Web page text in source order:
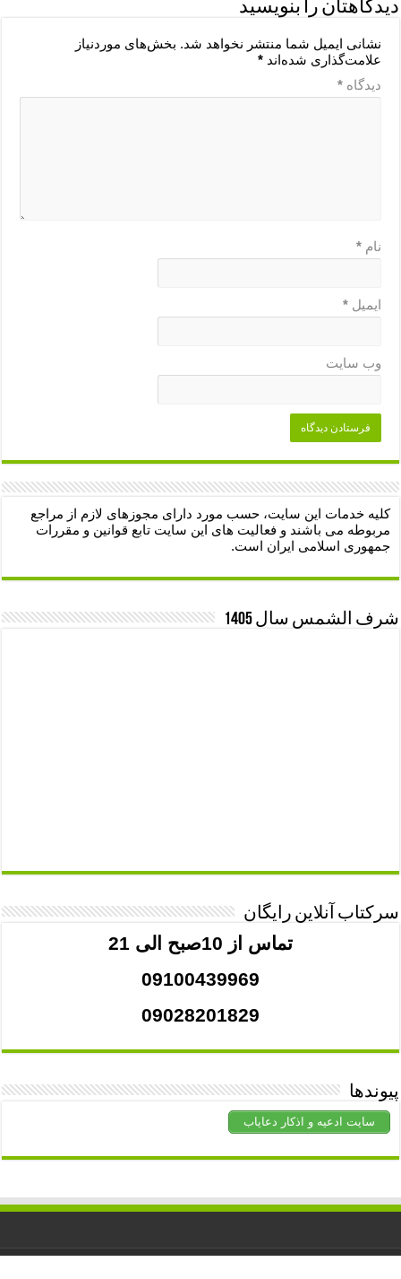
دیدگاهتان را بنویسید
نشانی ایمیل شما منتشر نخواهد شد. بخش‌های موردنیاز
علامت‌گذاری شده‌اند*
دیدگاه*
نام*
ایمیل*
وب‌ سایت
کلیه خدمات این سایت، حسب مورد دارای مجوزهای لازم از مراجع
مربوطه می باشند و فعالیت های این سایت تابع قوانین و مقررات
جمهوری اسلامی ایران است.
شرف الشمس سال 1405
سرکتاب آنلاین رایگان
تماس از 10صبح الی 21
09100439969
09028201829
پیوندها
سایت ادعیه و اذکار دعایاب